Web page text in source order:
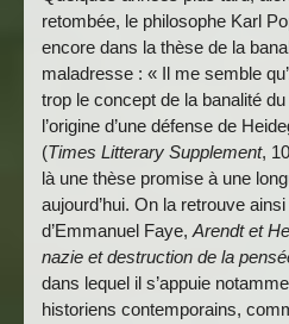
retombée, le philosophe Karl
encore dans la thèse de la
maladresse : « Il me semble
trop le concept de la banalité
l’origine d’une défense de
(Times Litterary Supplement,
là une thèse promise à une
aujourd’hui. On la retrouve
d’Emmanuel Faye,Arendt et
nazie et destruction de la
dans lequel il s’appuie
historiens contemporains,